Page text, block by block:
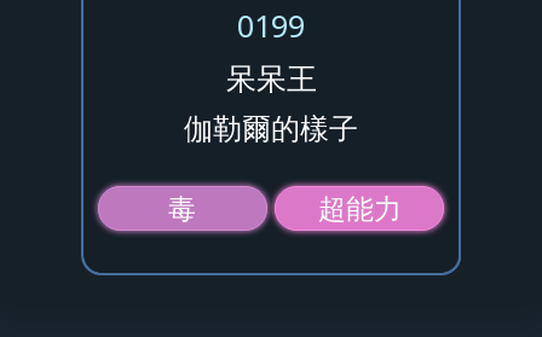
0199
呆呆王
伽勒爾的樣子
毒 超能力